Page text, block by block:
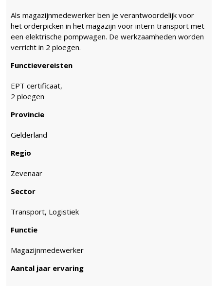
Als magazijnmedewerker ben je verantwoordelijk voor
het orderpicken in het magazijn voor intern transport met
een elektrische pompwagen. De werkzaamheden worden
verricht in 2 ploegen.
Functievereisten
EPT certificaat,
2 ploegen
Provincie
Gelderland
Regio
Zevenaar
Sector
Transport, Logistiek
Functie
Magazijnmedewerker
Aantal jaar ervaring